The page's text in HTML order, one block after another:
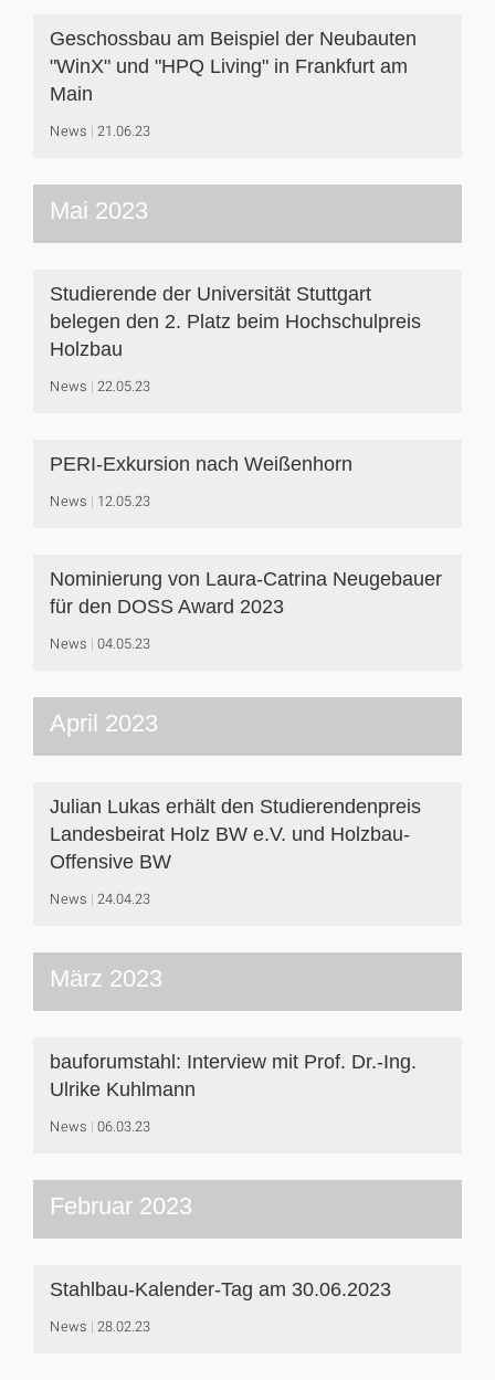
Geschossbau am Beispiel der Neubauten
"WinX" und "HPQ Living" in Frankfurt am
Main
News 21.06.23
Mai 2023
Studierende der Universität Stuttgart
belegen den 2. Platz beim Hochschulpreis
Holzbau
News 22.05.23
PERI-Exkursion nach Weißenhorn
News 12.05.23
Nominierung von Laura-Catrina Neugebauer
für den DOSS Award 2023
News 04.05.23
April 2023
Julian Lukas erhält den Studierendenpreis
Landesbeirat Holz BW e.V. und Holzbau-
Offensive BW
News 24.04.23
März 2023
bauforumstahl: Interview mit Prof. Dr.-Ing.
Ulrike Kuhlmann
News 06.03.23
Februar 2023
Stahlbau-Kalender-Tag am 30.06.2023
News 28.02.23